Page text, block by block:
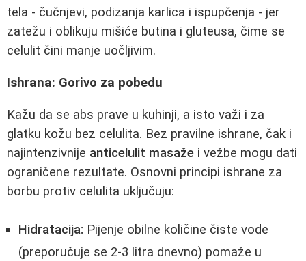
tela - čučnjevi, podizanja karlica i ispupčenja - jer
zatežu i oblikuju mišiće butina i gluteusa, čime se
celulit čini manje uočljivim.
Ishrana: Gorivo za pobedu
Kažu da se abs prave u kuhinji, a isto važi i za
glatku kožu bez celulita. Bez pravilne ishrane, čak i
najintenzivnije anticelulit masaže i vežbe mogu dati
ograničene rezultate. Osnovni principi ishrane za
borbu protiv celulita uključuju:
Hidratacija: Pijenje obilne količine čiste vode
(preporučuje se 2-3 litra dnevno) pomaže u